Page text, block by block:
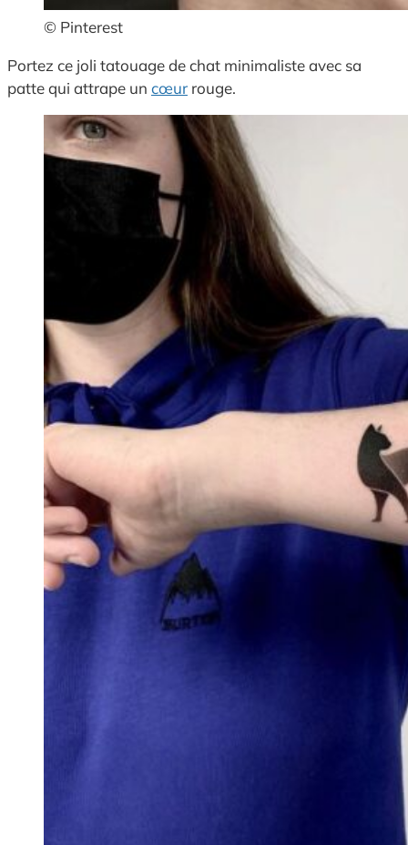
© Pinterest
Portez ce joli tatouage de chat minimaliste avec sa
patte qui attrape un cœur rouge.